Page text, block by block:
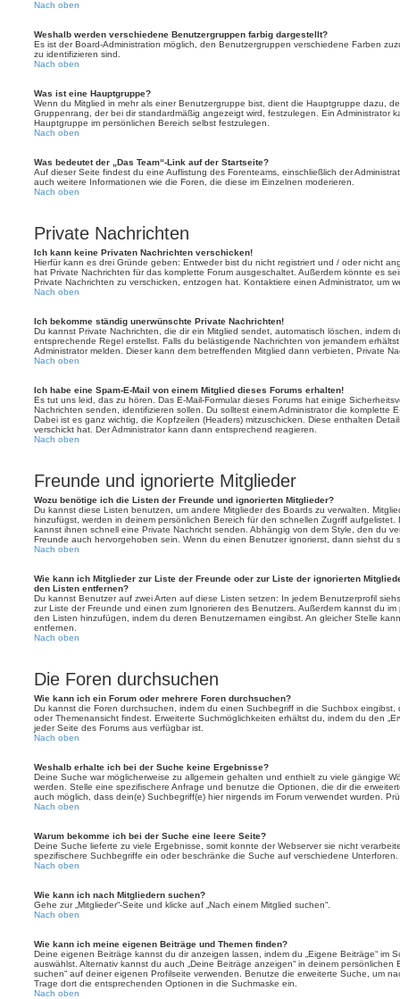
Nach oben
Weshalb werden verschiedene Benutzergruppen farbig dargestellt?
Es ist der Board-Administration möglich, den Benutzergruppen verschiedene Farben
zu identifizieren sind.
Nach oben
Was ist eine Hauptgruppe?
Wenn du Mitglied in mehr als einer Benutzergruppe bist, dient die Hauptgruppe dazu,
Gruppenrang, der bei dir standardmäßig angezeigt wird, festzulegen. Ein Administrator
Hauptgruppe im persönlichen Bereich selbst festzulegen.
Nach oben
Was bedeutet der „Das Team“-Link auf der Startseite?
Auf dieser Seite findest du eine Auflistung des Forenteams, einschließlich der
auch weitere Informationen wie die Foren, die diese im Einzelnen moderieren.
Nach oben
Private Nachrichten
Ich kann keine Privaten Nachrichten verschicken!
Hierfür kann es drei Gründe geben: Entweder bist du nicht registriert und / oder nicht
hat Private Nachrichten für das komplette Forum ausgeschaltet. Außerdem könnte es
Private Nachrichten zu verschicken, entzogen hat. Kontaktiere einen Administrator, um
Nach oben
Ich bekomme ständig unerwünschte Private Nachrichten!
Du kannst Private Nachrichten, die dir ein Mitglied sendet, automatisch löschen, indem
entsprechende Regel erstellst. Falls du belästigende Nachrichten von jemandem
Administrator melden. Dieser kann dem betreffenden Mitglied dann verbieten, Private
Nach oben
Ich habe eine Spam-E-Mail von einem Mitglied dieses Forums erhalten!
Es tut uns leid, das zu hören. Das E-Mail-Formular dieses Forums hat einige
Nachrichten senden, identifizieren sollen. Du solltest einem Administrator die komplette
Dabei ist es ganz wichtig, die Kopfzeilen (Headers) mitzuschicken. Diese enthalten
verschickt hat. Der Administrator kann dann entsprechend reagieren.
Nach oben
Freunde und ignorierte Mitglieder
Wozu benötige ich die Listen der Freunde und ignorierten Mitglieder?
Du kannst diese Listen benutzen, um andere Mitglieder des Boards zu verwalten.
hinzufügst, werden in deinem persönlichen Bereich für den schnellen Zugriff
kannst ihnen schnell eine Private Nachricht senden. Abhängig von dem Style, den du
Freunde auch hervorgehoben sein. Wenn du einen Benutzer ignorierst, dann siehst du
Nach oben
Wie kann ich Mitglieder zur Liste der Freunde oder zur Liste der ignorierten
den Listen entfernen?
Du kannst Benutzer auf zwei Arten auf diese Listen setzen: In jedem Benutzerprofil
zur Liste der Freunde und einen zum Ignorieren des Benutzers. Außerdem kannst du
den Listen hinzufügen, indem du deren Benutzernamen eingibst. An gleicher Stelle
entfernen.
Nach oben
Die Foren durchsuchen
Wie kann ich ein Forum oder mehrere Foren durchsuchen?
Du kannst die Foren durchsuchen, indem du einen Suchbegriff in die Suchbox eingibst,
oder Themenansicht findest. Erweiterte Suchmöglichkeiten erhältst du, indem du den
jeder Seite des Forums aus verfügbar ist.
Nach oben
Weshalb erhalte ich bei der Suche keine Ergebnisse?
Deine Suche war möglicherweise zu allgemein gehalten und enthielt zu viele gängige
werden. Stelle eine spezifischere Anfrage und benutze die Optionen, die dir die
auch möglich, dass dein(e) Suchbegriff(e) hier nirgends im Forum verwendet wurden.
Nach oben
Warum bekomme ich bei der Suche eine leere Seite?
Deine Suche lieferte zu viele Ergebnisse, somit konnte der Webserver sie nicht
spezifischere Suchbegriffe ein oder beschränke die Suche auf verschiedene Unterforen.
Nach oben
Wie kann ich nach Mitgliedern suchen?
Gehe zur „Mitglieder“-Seite und klicke auf „Nach einem Mitglied suchen“.
Nach oben
Wie kann ich meine eigenen Beiträge und Themen finden?
Deine eigenen Beiträge kannst du dir anzeigen lassen, indem du „Eigene Beiträge“ im
auswählst. Alternativ kannst du auch „Deine Beiträge anzeigen“ in deinem persönlichen
suchen“ auf deiner eigenen Profilseite verwenden. Benutze die erweiterte Suche, um
Trage dort die entsprechenden Optionen in die Suchmaske ein.
Nach oben